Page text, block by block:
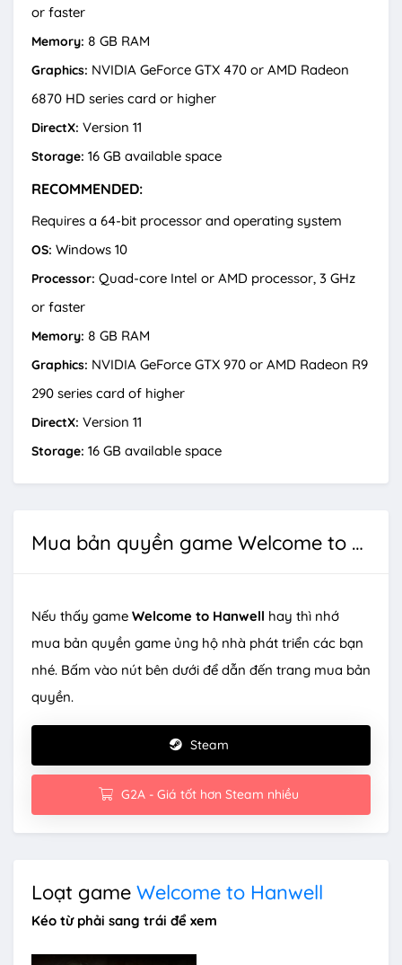
or faster
Memory: 8 GB RAM
Graphics: NVIDIA GeForce GTX 470 or AMD Radeon
6870 HD series card or higher
DirectX: Version 11
Storage: 16 GB available space
RECOMMENDED:
Requires a 64-bit processor and operating system
OS: Windows 10
Processor: Quad-core Intel or AMD processor, 3 GHz
or faster
Memory: 8 GB RAM
Graphics: NVIDIA GeForce GTX 970 or AMD Radeon R9
290 series card of higher
DirectX: Version 11
Storage: 16 GB available space
Mua bản quyền game Welcome to Hanwell
Nếu thấy game Welcome to Hanwell hay thì nhớ
mua bản quyền game ủng hộ nhà phát triển các bạn
nhé. Bấm vào nút bên dưới để dẫn đến trang mua bản
quyền.
Steam
G2A - Giá tốt hơn Steam nhiều
Loạt game Welcome to Hanwell
Kéo từ phải sang trái để xem